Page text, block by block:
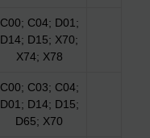
C00; C04; D01;
D14; D15; X70;
X74; X78
C00; C03; C04;
D01; D14; D15;
D65; X70